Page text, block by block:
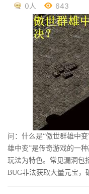
0人
643
问：什么是“傲世群雄中
雄中变”是传奇游戏的一
玩法为特色。常见漏洞包
BUG非法获取大量元宝，